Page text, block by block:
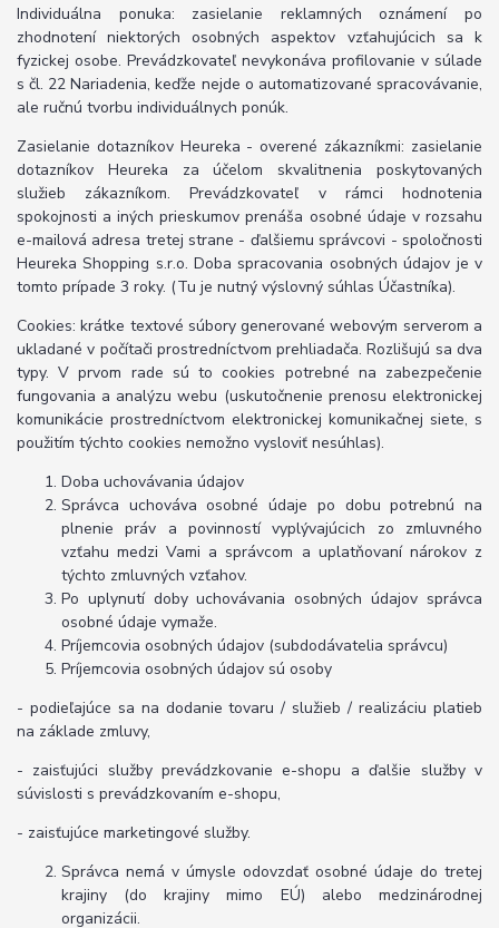
Individuálna ponuka: zasielanie reklamných oznámení po
zhodnotení niektorých osobných aspektov vzťahujúcich sa k
fyzickej osobe. Prevádzkovateľ nevykonáva profilovanie v súlade
s čl. 22 Nariadenia, keďže nejde o automatizované spracovávanie,
ale ručnú tvorbu individuálnych ponúk.
Zasielanie dotazníkov Heureka - overené zákazníkmi: zasielanie
dotazníkov Heureka za účelom skvalitnenia poskytovaných
služieb zákazníkom. Prevádzkovateľ v rámci hodnotenia
spokojnosti a iných prieskumov prenáša osobné údaje v rozsahu
e-mailová adresa tretej strane - ďalšiemu správcovi - spoločnosti
Heureka Shopping s.r.o. Doba spracovania osobných údajov je v
tomto prípade 3 roky. (Tu je nutný výslovný súhlas Účastníka).
Cookies: krátke textové súbory generované webovým serverom a
ukladané v počítači prostredníctvom prehliadača. Rozlišujú sa dva
typy. V prvom rade sú to cookies potrebné na zabezpečenie
fungovania a analýzu webu (uskutočnenie prenosu elektronickej
komunikácie prostredníctvom elektronickej komunikačnej siete, s
použitím týchto cookies nemožno vysloviť nesúhlas).
Doba uchovávania údajov
Správca uchováva osobné údaje po dobu potrebnú na
plnenie práv a povinností vyplývajúcich zo zmluvného
vzťahu medzi Vami a správcom a uplatňovaní nárokov z
týchto zmluvných vzťahov.
Po uplynutí doby uchovávania osobných údajov správca
osobné údaje vymaže.
Príjemcovia osobných údajov (subdodávatelia správcu)
Príjemcovia osobných údajov sú osoby
- podieľajúce sa na dodanie tovaru / služieb / realizáciu platieb
na základe zmluvy,
- zaisťujúci služby prevádzkovanie e-shopu a ďalšie služby v
súvislosti s prevádzkovaním e-shopu,
- zaisťujúce marketingové služby.
Správca nemá v úmysle odovzdať osobné údaje do tretej
krajiny (do krajiny mimo EÚ) alebo medzinárodnej
organizácii.